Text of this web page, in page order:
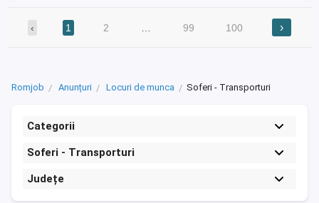
‹ 1 2 99 100 ›
Romjob Anunțuri Locuri de munca Soferi - Transporturi
Categorii
Soferi - Transporturi
Județe